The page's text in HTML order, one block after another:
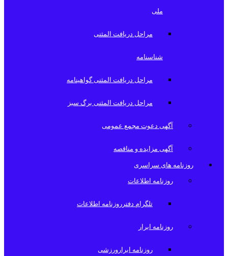
ملی
مراحل دریافت المثنی
شناسنامه
مراحل دریافت المثنی گواهینامه
مراحل دریافت المثنی برگ سبز
آگهی دعوت مجمع عمومی
آگهی مزایده و مناقصه
روزنامه های سراسری
روزنامه اطلاعات
تلگرام دفترروزنامه اطلاعات
روزنامه ابرار
روزنامه ابرارورزشی